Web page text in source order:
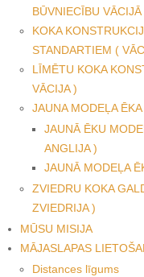
BŪVNIECĪBU
KOKA
STANDARTIEM (
LĪMĒTU KOKA
VĀCIJA )
JAUNA MODEĻA
JAUNĀ ĒKU
ANGLIJA )
JAUNĀ MODEĻA
ZVIEDRU KOKA
ZVIEDRIJA )
MŪSU MISIJA
MĀJASLAPAS
Distances līgums